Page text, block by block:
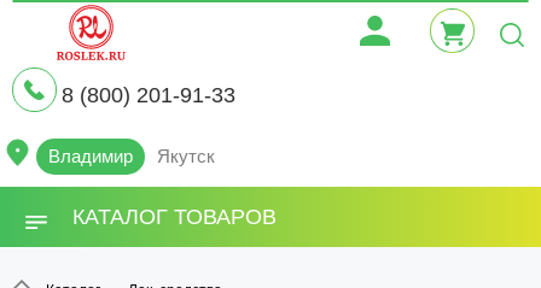
8 (800) 201-91-33
Владимир Якутск
КАТАЛОГ ТОВАРОВ